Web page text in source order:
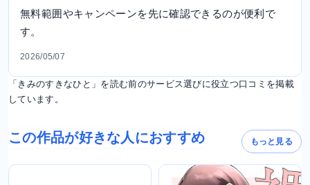
無料範囲やキャンペーンを先に確認できるのが便利で
す。
2026/05/07
「きみのすきなひと」を読む前のサービス選びに役立つ口コミを掲載
しています。
この作品が好きな人におすすめ もっと見る